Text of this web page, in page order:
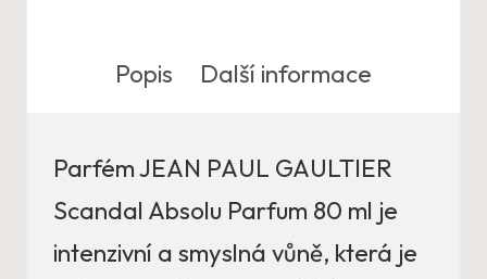
Popis Další informace
Parfém JEAN PAUL GAULTIER
Scandal Absolu Parfum 80 ml je
intenzivní a smyslná vůně, která je